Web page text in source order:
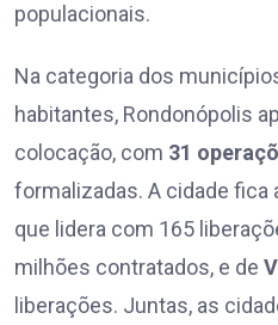
populacionais.
Na categoria dos
habitantes, Rondonópolis
colocação, com 31
formalizadas. A cidade fica
que lidera com 165
milhões contratados, e de
liberações. Juntas, as